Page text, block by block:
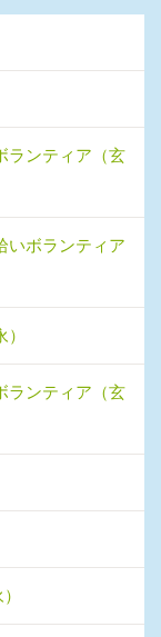
ンティア（玄
いボランティア
ランティア（玄